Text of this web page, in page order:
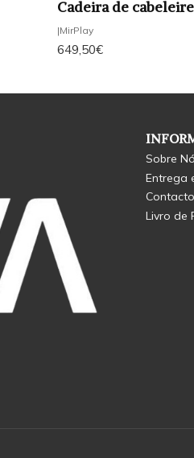
Cadeira de
|MirPlay
649,50€
Sobre
Entrega
Contacto
Livro de